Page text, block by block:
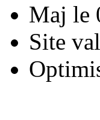
Maj le
Site